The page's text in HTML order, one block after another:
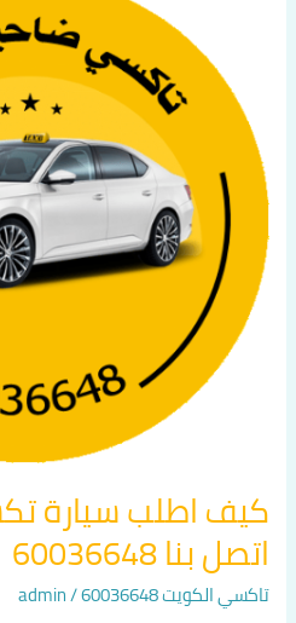
كيف اطلب سيارة
اتصل بنا 60036648
تاكسي الكويت 60036648 /
admin
تكسي
في
الكويت
اتصل
60036648